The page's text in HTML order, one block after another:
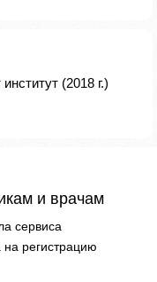
(2018 г.)
и врачам
сервиса
на регистрацию